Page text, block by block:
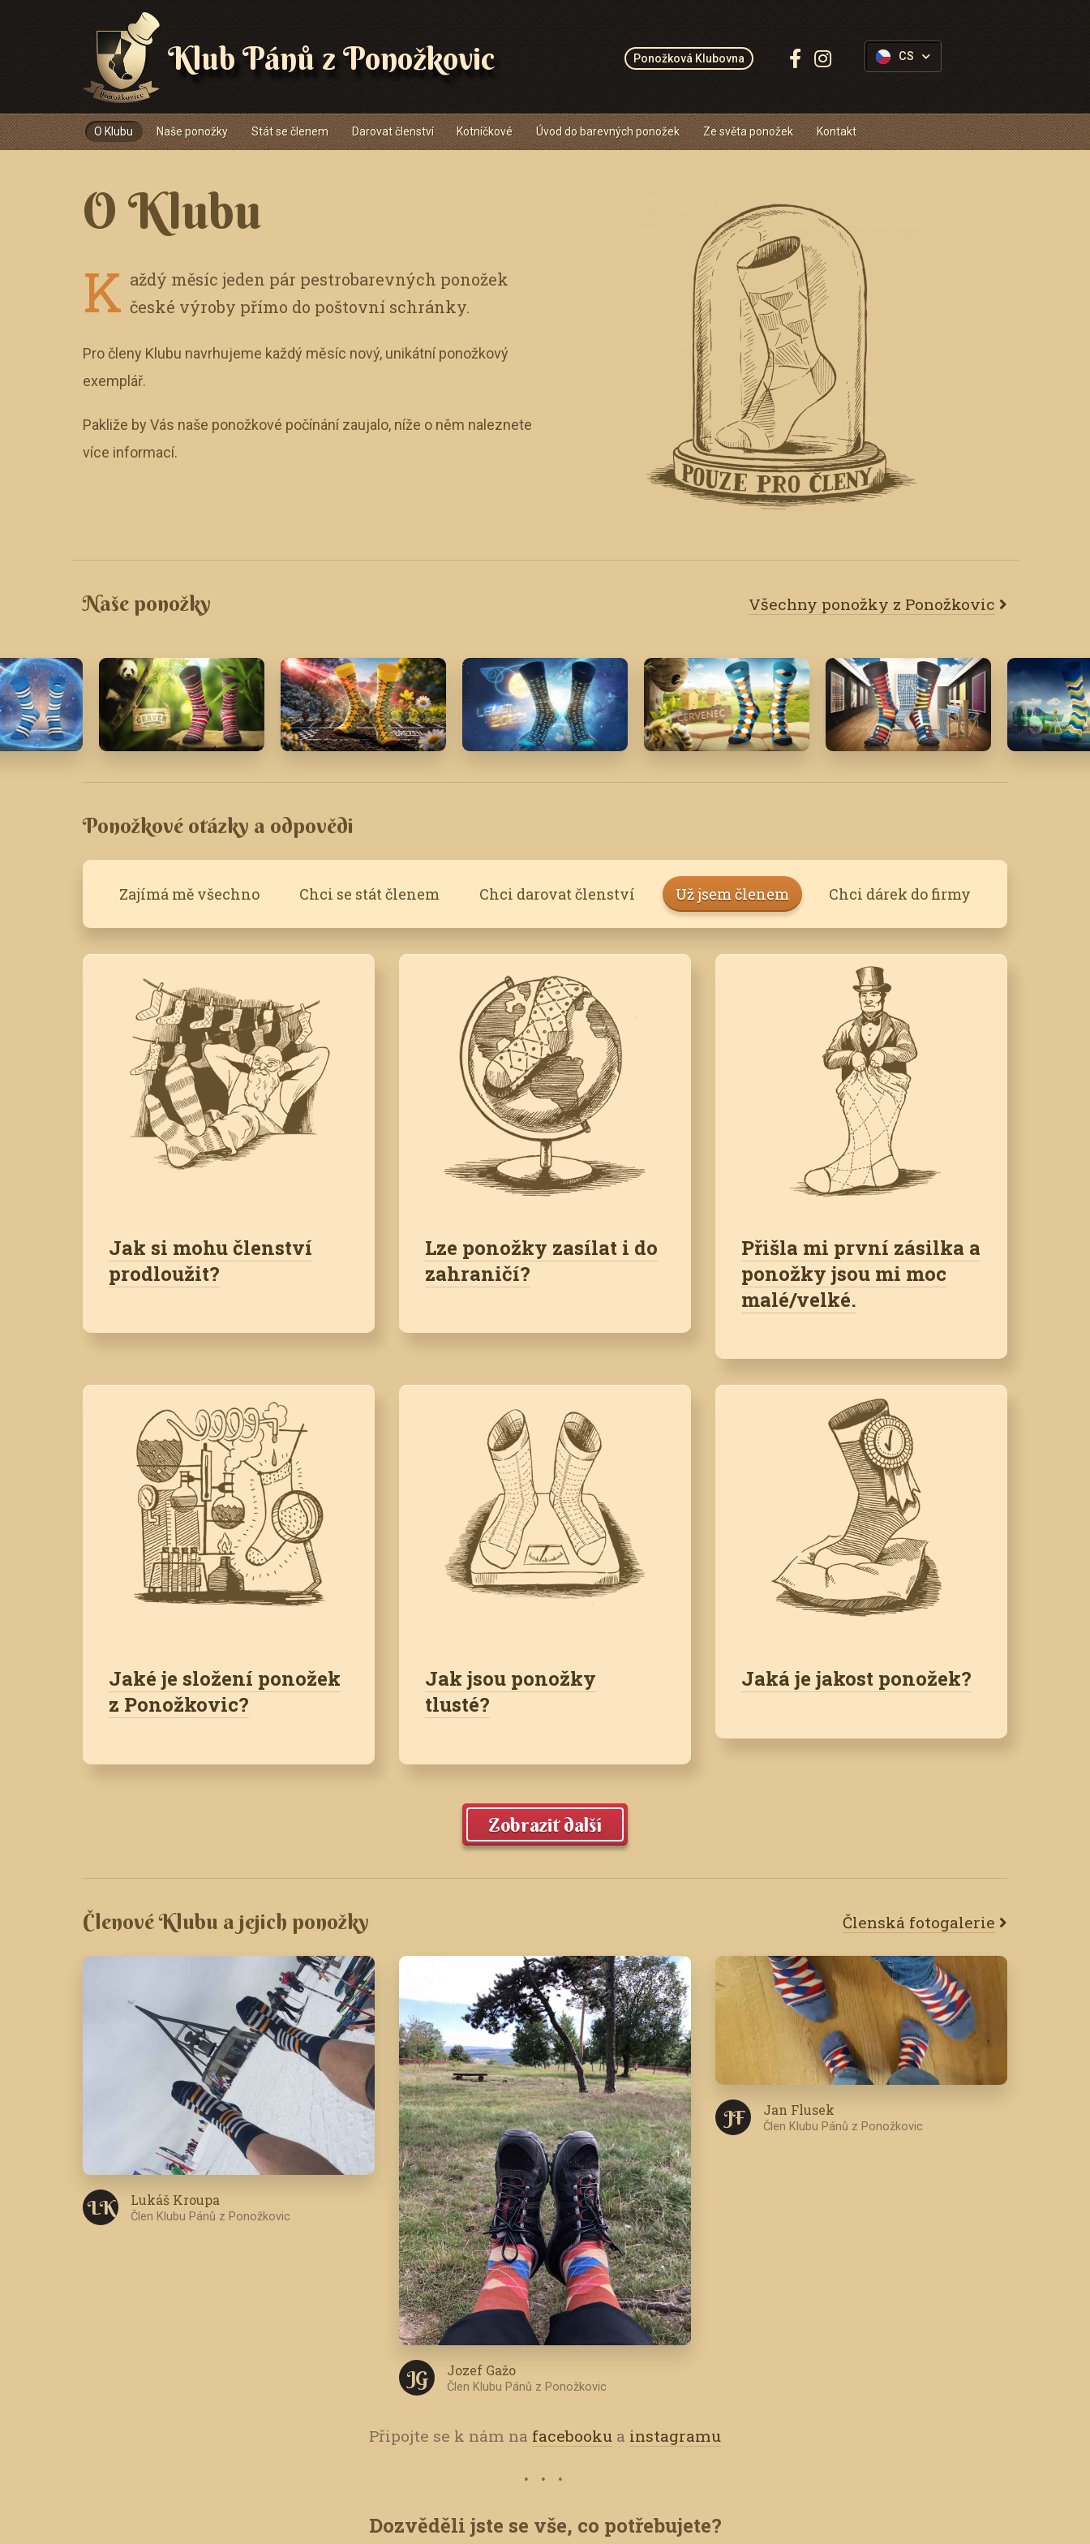
Klub Pánů z Ponožkovic Ponožková Klubovna
Sledujte
CS
Navigace
O Klubu Naše ponožky Stát se členem Darovat členství Kotníčkové Úvod do barevných ponožek Ze světa ponožek Kontakt
O Klubu
K aždý měsíc jeden pár pestrobarevných ponožek
české výroby přímo do poštovní schránky.
Pro členy Klubu navrhujeme každý měsíc nový, unikátní ponožkový
exemplář.
Pakliže by Vás naše ponožkové počínání zaujalo, níže o něm naleznete
více informací.
Naše ponožky Všechny ponožky z Ponožkovic
Ponožkové otázky a odpovědi
Zajímá mě všechno Chci se stát členem Chci darovat členství Už jsem členem Chci dárek do firmy
Jak si mohu členství
prodloužit?
Lze ponožky zasílat i do
zahraničí?
Přišla mi první zásilka a
ponožky jsou mi moc
malé/velké.
Jaké je složení ponožek
z Ponožkovic?
Jak jsou ponožky
tlusté?
Jaká je jakost ponožek?
Zobrazit další
Členové Klubu a jejich ponožky Členská fotogalerie
L K Lukáš Kroupa
Člen Klubu Pánů z Ponožkovic
J G Jozef Gažo
Člen Klubu Pánů z Ponožkovic
J F Jan Flusek
Člen Klubu Pánů z Ponožkovic
Připojte se k nám na facebooku a instagramu
Dozvěděli jste se vše, co potřebujete?